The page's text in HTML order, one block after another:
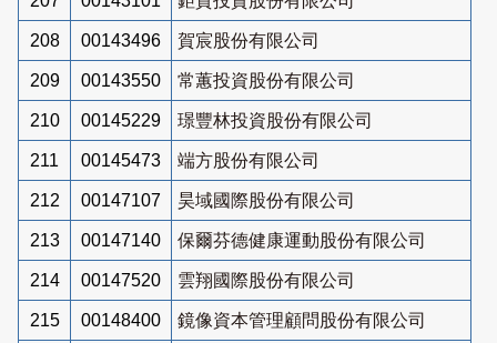
208 00143496 賀宸股份有限公司
209 00143550 常蕙投資股份有限公司
210 00145229 璟豐林投資股份有限公司
211 00145473 端方股份有限公司
212 00147107 昊域國際股份有限公司
213 00147140 保爾芬德健康運動股份有限公司
214 00147520 雲翔國際股份有限公司
215 00148400 鏡像資本管理顧問股份有限公司